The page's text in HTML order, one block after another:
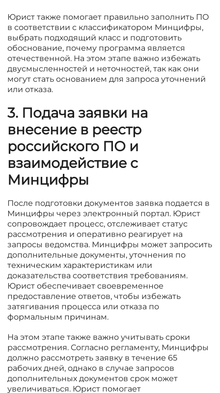
Юрист также помогает правильно заполнить ПО
в соответствии с классификатором Минцифры,
выбрать подходящий класс и подготовить
обоснование, почему программа является
отечественной. На этом этапе важно избежать
двусмысленностей и неточностей, так как они
могут стать основанием для запроса уточнений
или отказа.
3. Подача заявки на
внесение в реестр
российского ПО и
взаимодействие с
Минцифры
После подготовки документов заявка подается в
Минцифры через электронный портал. Юрист
сопровождает процесс, отслеживает статус
рассмотрения и оперативно реагирует на
запросы ведомства. Минцифры может запросить
дополнительные документы, уточнения по
техническим характеристикам или
доказательства соответствия требованиям.
Юрист обеспечивает своевременное
предоставление ответов, чтобы избежать
затягивания процесса или отказа по
формальным причинам.
На этом этапе также важно учитывать сроки
рассмотрения. Согласно регламенту, Минцифры
должно рассмотреть заявку в течение 65
рабочих дней, однако в случае запросов
дополнительных документов срок может
увеличиваться. Юрист помогает